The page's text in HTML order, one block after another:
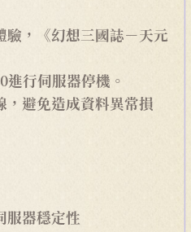
，《幻想三國誌－天元
行伺服器停機。
，避免造成資料異常損
器穩定性